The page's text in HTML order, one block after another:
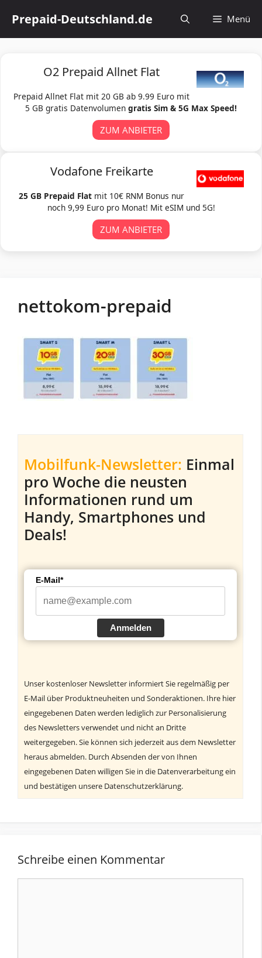
Inhalt
springen
Prepaid-Deutschland.de Menü
O2 Prepaid Allnet Flat
Prepaid Allnet Flat mit 20 GB ab 9.99 Euro mit
5 GB gratis Datenvolumen gratis Sim & 5G Max Speed!
ZUM ANBIETER
Vodafone Freikarte
25 GB Prepaid Flat mit 10€ RNM Bonus nur
noch 9,99 Euro pro Monat! Mit eSIM und 5G!
ZUM ANBIETER
nettokom-prepaid
Mobilfunk-Newsletter: Einmal
pro Woche die neusten
Informationen rund um
Handy, Smartphones und
Deals!
E-Mail*
Anmelden
Unser kostenloser Newsletter informiert Sie regelmäßig per
E-Mail über Produktneuheiten und Sonderaktionen. Ihre hier
eingegebenen Daten werden lediglich zur Personalisierung
des Newsletters verwendet und nicht an Dritte
weitergegeben. Sie können sich jederzeit aus dem Newsletter
heraus abmelden. Durch Absenden der von Ihnen
eingegebenen Daten willigen Sie in die Datenverarbeitung ein
und bestätigen unsere Datenschutzerklärung.
Schreibe einen Kommentar